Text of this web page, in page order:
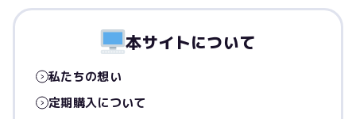
本サイトについて
私たちの想い
定期購入について